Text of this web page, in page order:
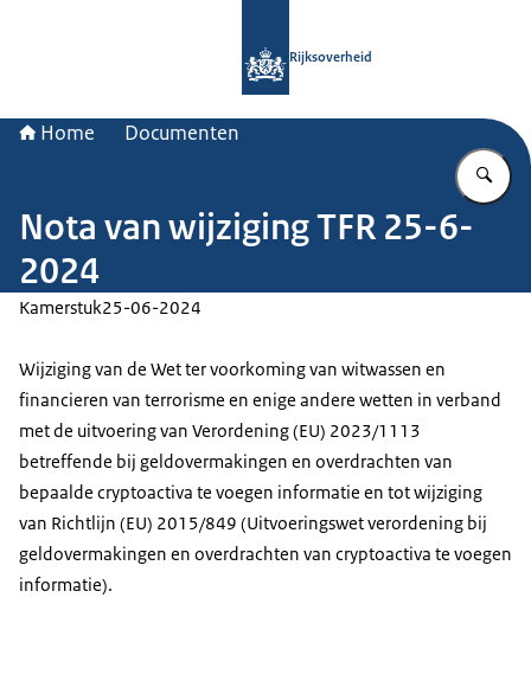
Rijksoverheid
Home Documenten
Nota van wijziging TFR 25-6-
2024
Kamerstuk25-06-2024
Wijziging van de Wet ter voorkoming van witwassen en
financieren van terrorisme en enige andere wetten in verband
met de uitvoering van Verordening (EU) 2023/1113
betreffende bij geldovermakingen en overdrachten van
bepaalde cryptoactiva te voegen informatie en tot wijziging
van Richtlijn (EU) 2015/849 (Uitvoeringswet verordening bij
geldovermakingen en overdrachten van cryptoactiva te voegen
informatie).